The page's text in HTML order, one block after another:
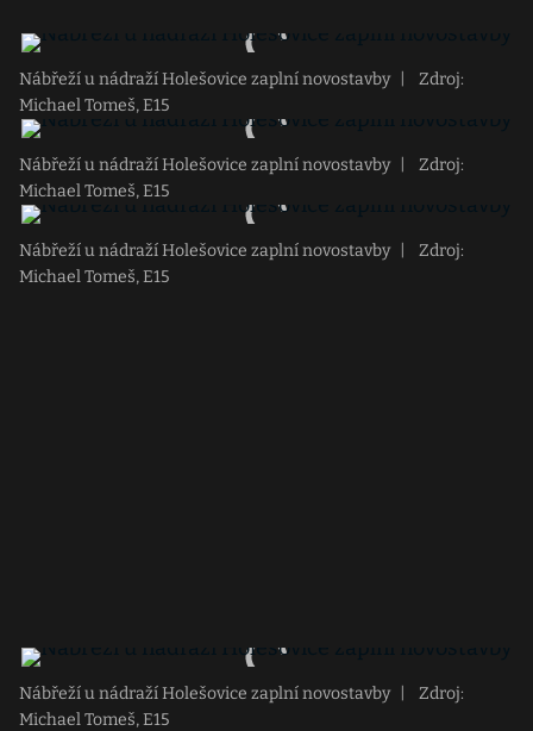
Nábřeží u nádraží Holešovice zaplní novostavby
Zdroj:
Michael Tomeš, E15
Nábřeží u nádraží Holešovice zaplní novostavby
Zdroj:
Michael Tomeš, E15
Nábřeží u nádraží Holešovice zaplní novostavby
Zdroj:
Michael Tomeš, E15
Nábřeží u nádraží Holešovice zaplní novostavby
Zdroj:
Michael Tomeš, E15